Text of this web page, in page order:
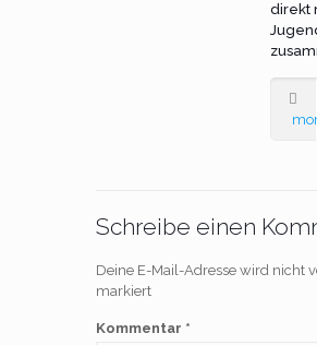
direkt
Schreibe einen
Deine E-Mail-Adresse wird nicht
markiert
Kommentar *